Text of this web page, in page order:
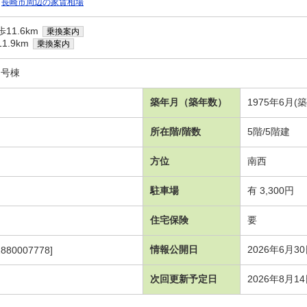
長崎市周辺の家賃相場
11.6km 乗換案内
乗換案内
棟
築年月（築年数） 1975年6月(
所在階/階数 5階/5階建
方位 南西
駐車場 有 3,300円
住宅保険 要
情報公開日 2026年6月30
次回更新予定日 2026年8月14